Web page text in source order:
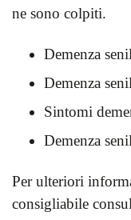
ne sono colpiti.
Demenza
Demenza
Sintomi
Demenza
Per ulteriori
consigliabile